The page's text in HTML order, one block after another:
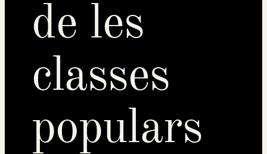
de les
classes
populars